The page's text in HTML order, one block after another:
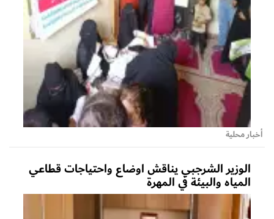
أخبار محلية
الوزير الشرجبي يناقش اوضاع واحتياجات قطاعي
المياه والبيئة في المهرة